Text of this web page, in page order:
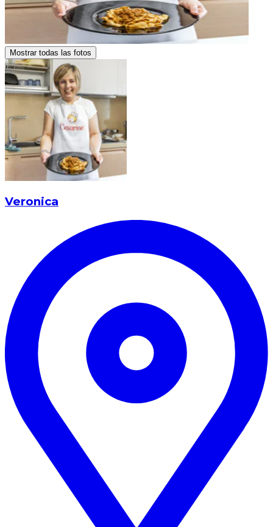
Mostrar todas las fotos
Veronica